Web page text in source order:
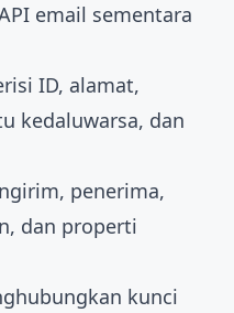
email sementara
ID, alamat,
kedaluwarsa, dan
penerima,
dan properti
kunci